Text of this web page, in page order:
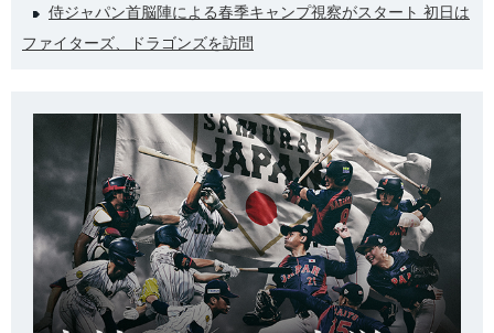
侍ジャパン首脳陣による春季キャンプ視察がスタート 初日は
ファイターズ、ドラゴンズを訪問